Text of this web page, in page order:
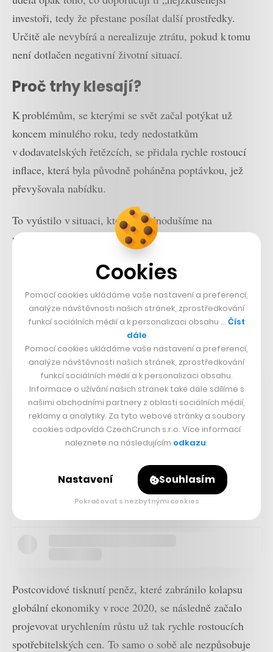
investoři, tedy že přestane posílat další prostředky.
Určitě ale nevybírá a nerealizuje ztrátu, pokud k tomu
není dotlačen negativní životní situací.
Proč trhy klesají?
K problémům, se kterými se svět začal potýkat už
koncem minulého roku, tedy nedostatkům
v dodavatelských řetězcích, se přidala rychle rostoucí
inflace, která byla původně poháněna poptávkou, jež
převyšovala nabídku.
To vyústilo v situaci, kterou zjednodušíme na
následujícím příkladu: dva lidé si chtěli koupit stejný
počítač, ale výrobce měl pouze jeden počítačový čip a
mohl tak prodat pouze jedno zařízení. Dostal se do
velmi výhodné situace (kdy poptávka převýšila
nabídku) a mohl zvýšit cenu prodávaného zařízení.
Více na CzechCrunch Jobs
Postcovidové tisknutí peněz, které zabránilo kolapsu
globální ekonomiky v roce 2020, se následně začalo
projevovat urychlením růstu už tak rychle rostoucích
spotřebitelských cen. To samo o sobě ale nezpůsobuje
Cookies
Pomocí cookies ukládáme vaše nastavení a preferencí,
analýze návštěvnosti našich stránek, zprostředkování
funkcí sociálních médií a k personalizaci obsahu … Číst
dále
Pomocí cookies ukládáme vaše nastavení a preferencí,
analýze návštěvnosti našich stránek, zprostředkování
funkcí sociálních médií a k personalizaci obsahu.
Informace o užívání našich stránek také dále sdílíme s
našimi obchodními partnery z oblasti sociálních médií,
reklamy a analytiky. Za tyto webové stránky a soubory
cookies odpovídá CzechCrunch s.r.o. Více informací
naleznete na následujícím odkazu.
Nastavení Souhlasím
Pokračovat s nezbytnými cookies